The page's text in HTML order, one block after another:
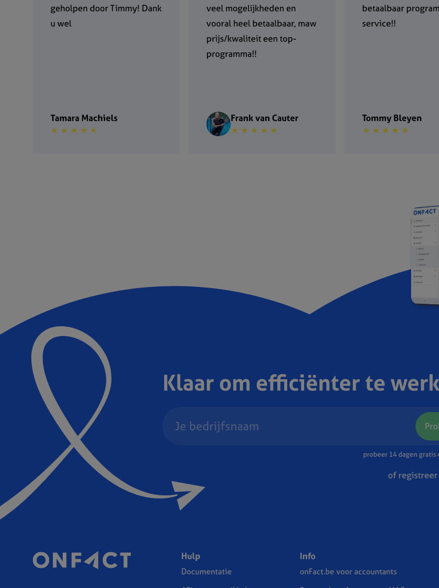
geholpen door Timmy! Dank
u wel
Tamara Machiels
★ ★ ★ ★ ★
veel mogelijkheden en
vooral heel betaalbaar, maw
prijs/kwaliteit een top-
programma!!
Frank van Cauter
★ ★ ★ ★ ★
betaalbaar
service!!
Tommy Bleyen
★ ★ ★ ★ ★
Klaar om efficiënter te
probeer 14 dagen
of
Hulp
Documentatie
Info
onFact.be voor accountants